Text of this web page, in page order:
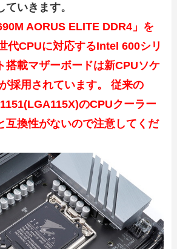
いきます。
AORUS ELITE DDR4」を
代CPUに対応するIntel 600シリ
搭載マザーボードは新CPUソケ
採用されています。 従来の
のCPUクーラー
互換性がないので注意してくだ